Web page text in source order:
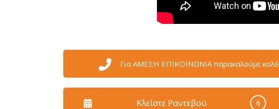
Για ΑΜΕΣΗ ΕΠΙΚΟΙΝΩΝΙΑ παρακαλούμε
Κλείστε Ραντεβού ή